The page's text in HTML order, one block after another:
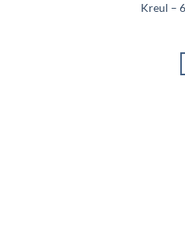
Kreul –